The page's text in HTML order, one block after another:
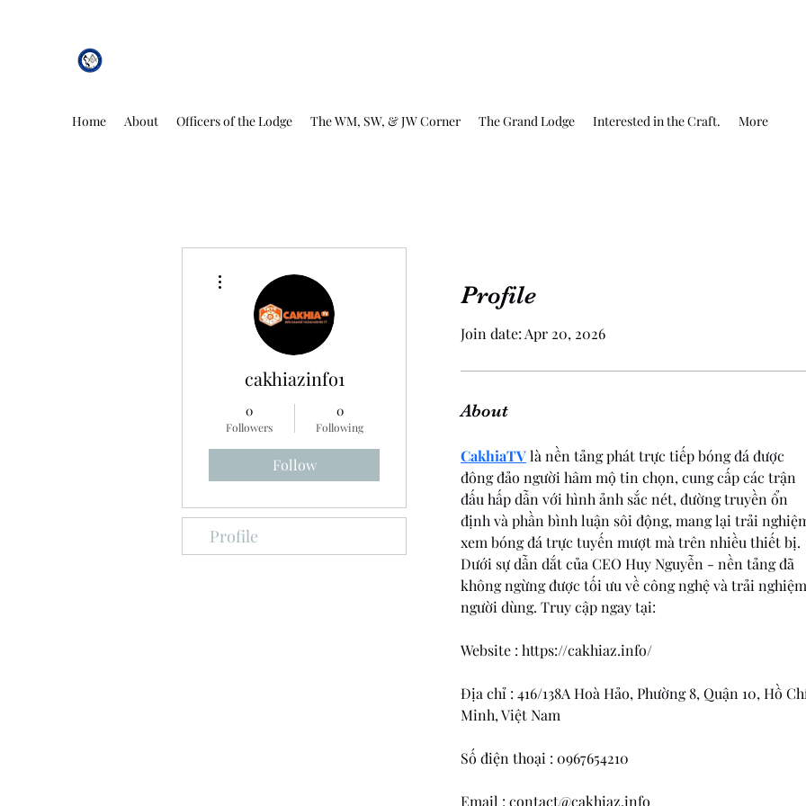
Home About Officers of the Lodge The WM, SW, & JW Corner The Grand Lodge Interested in the Craft. More
Profile
Join date: Apr 20, 2026
About
CakhiaTV là nền tảng phát trực tiếp bóng đá được
đông đảo người hâm mộ tin chọn, cung cấp các trận
đấu hấp dẫn với hình ảnh sắc nét, đường truyền ổn
định và phần bình luận sôi động, mang lại trải
xem bóng đá trực tuyến mượt mà trên nhiều thiết bị.
Dưới sự dẫn dắt của CEO Huy Nguyễn - nền tảng đã
không ngừng được tối ưu về công nghệ và trải nghiệm
người dùng. Truy cập ngay tại:
Website : https://cakhiaz.info/
Địa chỉ : 416/138A Hoà Hảo, Phường 8, Quận 10, Hồ
Minh, Việt Nam
Số điện thoại : 0967654210
Email : contact@cakhiaz.info
cakhiazinfo1
0
Followers
0
Following
Follow
Profile